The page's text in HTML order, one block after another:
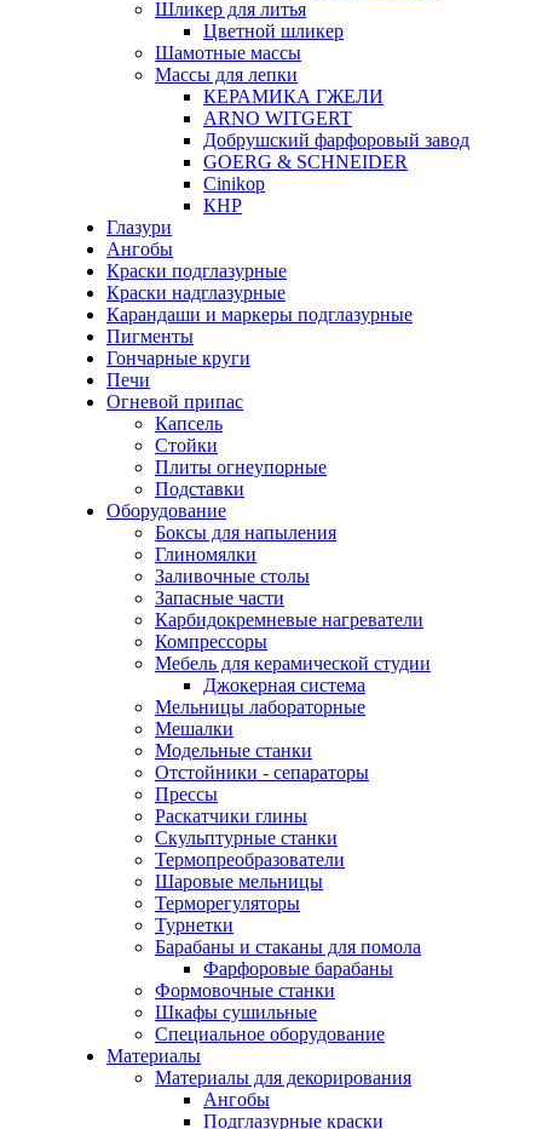
Шликер для литья
Цветной шликер
Шамотные массы
Массы для лепки
КЕРАМИКА ГЖЕЛИ
ARNO WITGERT
Добрушский фарфоровый завод
GOERG & SCHNEIDER
Cinikop
КНР
Глазури
Ангобы
Краски подглазурные
Краски надглазурные
Карандаши и маркеры подглазурные
Пигменты
Гончарные круги
Печи
Огневой припас
Капсель
Стойки
Плиты огнеупорные
Подставки
Оборудование
Боксы для напыления
Глиномялки
Заливочные столы
Запасные части
Карбидокремневые нагреватели
Компрессоры
Мебель для керамической студии
Джокерная система
Мельницы лабораторные
Мешалки
Модельные станки
Отстойники - сепараторы
Прессы
Раскатчики глины
Скульптурные станки
Термопреобразователи
Шаровые мельницы
Терморегуляторы
Турнетки
Барабаны и стаканы для помола
Фарфоровые барабаны
Формовочные станки
Шкафы сушильные
Специальное оборудование
Материалы
Материалы для декорирования
Ангобы
Подглазурные краски